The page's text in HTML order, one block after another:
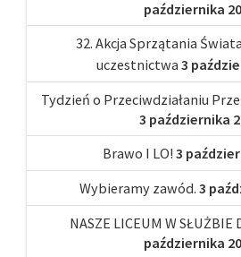
października
32. Akcja Sprzątania
uczestnictwa 3
Tydzień o Przeciwdziałaniu
3 października
Brawo I LO! 3
Wybieramy zawód. 3
NASZE LICEUM W
października